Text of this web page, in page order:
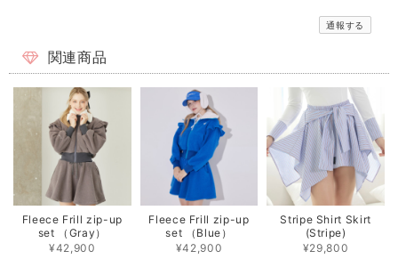
通報する
関連商品
Fleece Frill zip-up
set （Gray）
¥42,900
Fleece Frill zip-up
set （Blue）
¥42,900
Stripe Shirt Skirt
(Stripe)
¥29,800